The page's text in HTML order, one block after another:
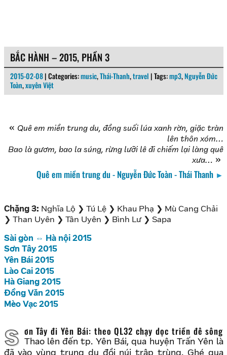
BẮC HÀNH – 2015, PHẦN 3
2015-02-08 | Categories:music,Thái-Thanh,travel | Tags:mp3,Nguyễn Đức
Toàn,xuyên Việt
Quê em miền trung du, đồng suối lúa xanh rờn, giặc tràn
lên thôn xóm…
Bao là gươm, bao la súng, rừng lưỡi lê đi chiếm lại làng quê
xưa…
Quê em miền trung du - Nguyễn Đức Toàn - Thái Thanh ►
Chặng 3: Nghĩa Lộ ❯ Tú Lệ ❯ Khau Phạ ❯ Mù Cang Chải
❯ Than Uyên ❯ Tân Uyên ❯ Bình Lư ❯ Sapa
Sài gòn ⇔ Hà nội 2015
Sơn Tây 2015
Yên Bái 2015
Lào Cai 2015
Hà Giang 2015
Đồng Văn 2015
Mèo Vạc 2015
Sơn Tây đi Yên Bái: theo QL32 chạy dọc triền đê sông
Thao lên đến tp. Yên Bái, qua huyện Trấn Yên là
đã vào vùng trung du đồi núi trập trùng. Ghé qua